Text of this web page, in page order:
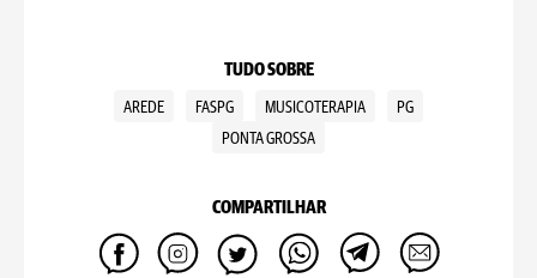
TUDO SOBRE
AREDE FASPG MUSICOTERAPIA
PG
PONTA GROSSA
COMPARTILHAR